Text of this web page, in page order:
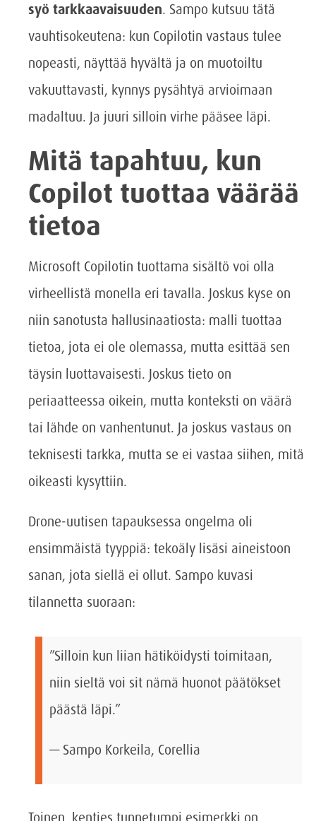
syö tarkkaavaisuuden. Sampo kutsuu tätä
vauhtisokeutena: kun Copilotin vastaus tulee
nopeasti, näyttää hyvältä ja on muotoiltu
vakuuttavasti, kynnys pysähtyä arvioimaan
madaltuu. Ja juuri silloin virhe pääsee läpi.
Mitä tapahtuu, kun
Copilot tuottaa väärää
tietoa
Microsoft Copilotin tuottama sisältö voi olla
virheellistä monella eri tavalla. Joskus kyse on
niin sanotusta hallusinaatiosta: malli tuottaa
tietoa, jota ei ole olemassa, mutta esittää sen
täysin luottavaisesti. Joskus tieto on
periaatteessa oikein, mutta konteksti on väärä
tai lähde on vanhentunut. Ja joskus vastaus on
teknisesti tarkka, mutta se ei vastaa siihen, mitä
oikeasti kysyttiin.
Drone-uutisen tapauksessa ongelma oli
ensimmäistä tyyppiä: tekoäly lisäsi aineistoon
sanan, jota siellä ei ollut. Sampo kuvasi
tilannetta suoraan:
”Silloin kun liian hätiköidysti toimitaan,
niin sieltä voi sit nämä huonot päätökset
päästä läpi.”
— Sampo Korkeila, Corellia